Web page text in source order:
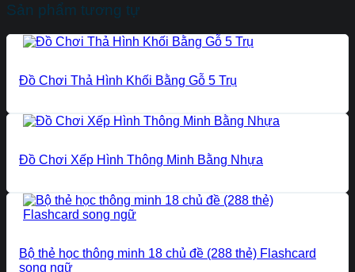
Sản phẩm tương tự
Đồ Chơi Thả Hình Khối Bằng Gỗ 5 Trụ
Đồ Chơi Xếp Hình Thông Minh Bằng Nhựa
Bộ thẻ học thông minh 18 chủ đề (288 thẻ) Flashcard
song ngữ